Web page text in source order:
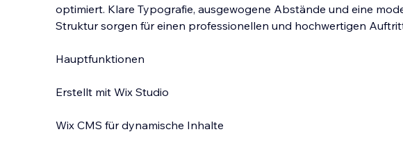
optimiert. Klare Typografie, ausgewogene Abstände und eine
Struktur sorgen für einen professionellen und hochwertigen
Hauptfunktionen
Erstellt mit Wix Studio
Wix CMS für dynamische Inhalte